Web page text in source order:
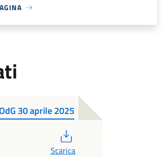
30 aprile 2025
Scarica